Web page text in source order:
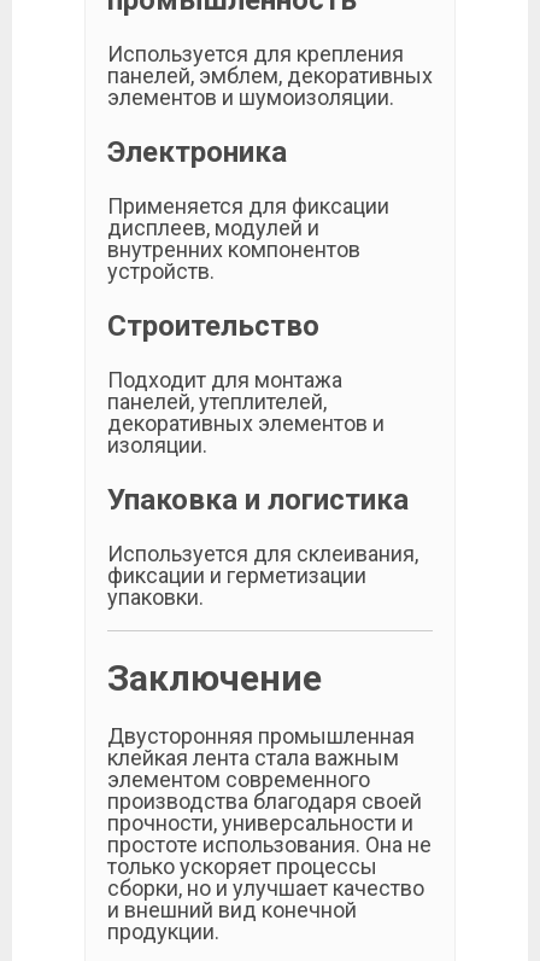
Используется для крепления
панелей, эмблем, декоративных
элементов и шумоизоляции.
Электроника
Применяется для фиксации
дисплеев, модулей и
внутренних компонентов
устройств.
Строительство
Подходит для монтажа
панелей, утеплителей,
декоративных элементов и
изоляции.
Упаковка и логистика
Используется для склеивания,
фиксации и герметизации
упаковки.
Заключение
Двусторонняя промышленная
клейкая лента стала важным
элементом современного
производства благодаря своей
прочности, универсальности и
простоте использования. Она не
только ускоряет процессы
сборки, но и улучшает качество
и внешний вид конечной
продукции.